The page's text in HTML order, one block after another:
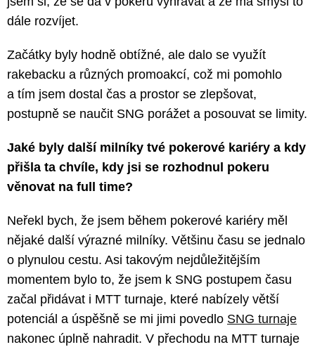
dále rozvíjet.
Začátky byly hodně obtížné, ale dalo se využít
rakebacku a různých promoakcí, což mi pomohlo
a tím jsem dostal čas a prostor se zlepšovat,
postupně se naučit SNG porážet a posouvat se limity.
Jaké byly další milníky tvé pokerové kariéry a kdy
přišla ta chvíle, kdy jsi se rozhodnul pokeru
věnovat na full time?
Neřekl bych, že jsem během pokerové kariéry měl
nějaké další výrazné milníky. Většinu času se jednalo
o plynulou cestu. Asi takovým nejdůležitějším
momentem bylo to, že jsem k SNG postupem času
začal přidávat i MTT turnaje, které nabízely větší
potenciál a úspěšně se mi jimi povedlo SNG turnaje
nakonec úplně nahradit. V přechodu na MTT turnaje